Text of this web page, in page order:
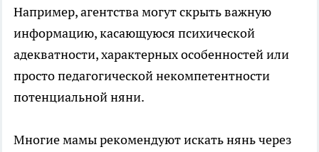
Например, агентства могут скрыть важную
информацию, касающуюся психической
адекватности, характерных особенностей или
просто педагогической некомпетентности
потенциальной няни.
Многие мамы рекомендуют искать нянь через